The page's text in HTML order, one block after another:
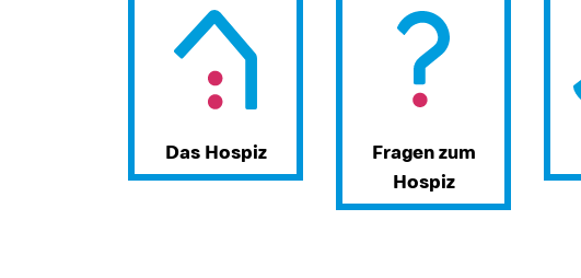
Das Hospiz
Fragen zum
Hospiz